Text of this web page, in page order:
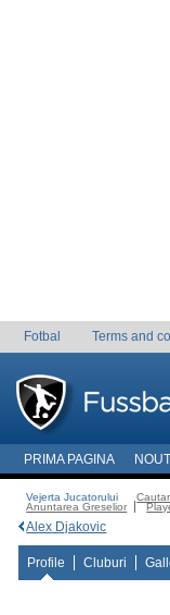
Fotbal Terms and
PRIMA PAGINA
Vejerta Jucatorului
Anuntarea Greselior
Alex Djakovic
Profile Cluburi